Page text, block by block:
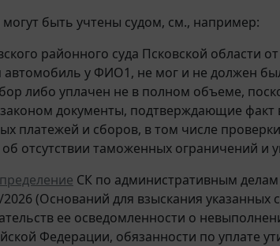
быть учтены судом, см., например:
районного суда Псковской области
у ФИО1, не мог и не должен
либо уплачен не в полном объеме,
документы, подтверждающие
платежей и сборов, в том числе
отсутствии таможенных ограничений и
СК по административным делам
2026 (Оснований для взыскания
ее осведомленности о
Федерации, обязанности по уплате